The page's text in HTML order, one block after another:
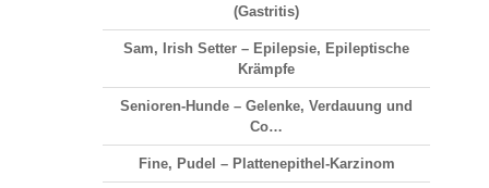
(Gastritis)
Sam, Irish Setter – Epilepsie, Epileptische
Krämpfe
Senioren-Hunde – Gelenke, Verdauung und
Co…
Fine, Pudel – Plattenepithel-Karzinom